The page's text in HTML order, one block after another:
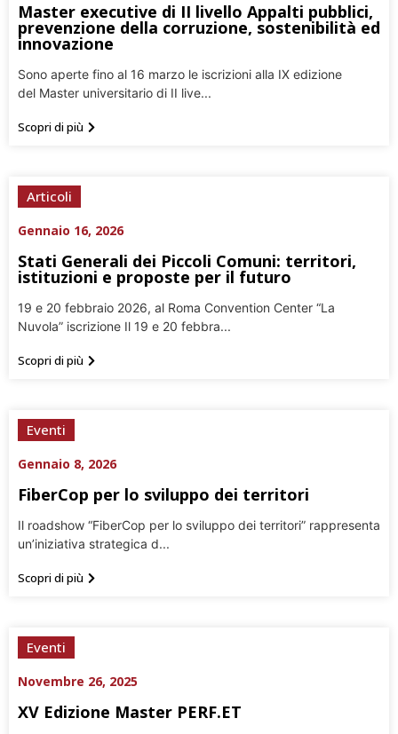
Master executive di II livello Appalti pubblici,
prevenzione della corruzione, sostenibilità ed
innovazione
Sono aperte fino al 16 marzo le iscrizioni alla IX edizione
del Master universitario di II live...
Scopri di più
Articoli
Gennaio 16, 2026
Stati Generali dei Piccoli Comuni: territori,
istituzioni e proposte per il futuro
19 e 20 febbraio 2026, al Roma Convention Center “La
Nuvola” iscrizione Il 19 e 20 febbra...
Scopri di più
Eventi
Gennaio 8, 2026
FiberCop per lo sviluppo dei territori
Il roadshow “FiberCop per lo sviluppo dei territori” rappresenta
un’iniziativa strategica d...
Scopri di più
Eventi
Novembre 26, 2025
XV Edizione Master PERF.ET